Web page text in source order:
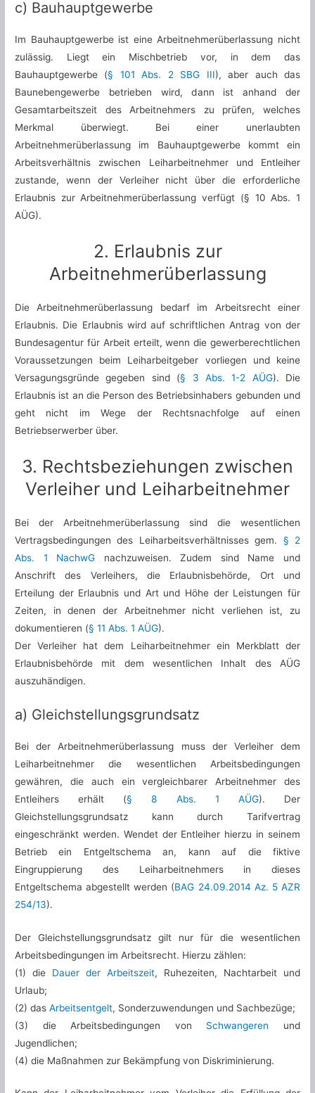
c) Bauhauptgewerbe
Im Bauhauptgewerbe ist eine Arbeitnehmerüberlassung nicht
zulässig. Liegt ein Mischbetrieb vor, in dem das
Bauhauptgewerbe (§ 101 Abs. 2 SBG III), aber auch das
Baunebengewerbe betrieben wird, dann ist anhand der
Gesamtarbeitszeit des Arbeitnehmers zu prüfen, welches
Merkmal überwiegt. Bei einer unerlaubten
Arbeitnehmerüberlassung im Bauhauptgewerbe kommt ein
Arbeitsverhältnis zwischen Leiharbeitnehmer und Entleiher
zustande, wenn der Verleiher nicht über die erforderliche
Erlaubnis zur Arbeitnehmerüberlassung verfügt (§ 10 Abs. 1
AÜG).
2. Erlaubnis zur
Arbeitnehmerüberlassung
Die Arbeitnehmerüberlassung bedarf im Arbeitsrecht einer
Erlaubnis. Die Erlaubnis wird auf schriftlichen Antrag von der
Bundesagentur für Arbeit erteilt, wenn die gewerberechtlichen
Voraussetzungen beim Leiharbeitgeber vorliegen und keine
Versagungsgründe gegeben sind (§ 3 Abs. 1-2 AÜG). Die
Erlaubnis ist an die Person des Betriebsinhabers gebunden und
geht nicht im Wege der Rechtsnachfolge auf einen
Betriebserwerber über.
3. Rechtsbeziehungen zwischen
Verleiher und Leiharbeitnehmer
Bei der Arbeitnehmerüberlassung sind die wesentlichen
Vertragsbedingungen des Leiharbeitsverhältnisses gem. § 2
Abs. 1 NachwG nachzuweisen. Zudem sind Name und
Anschrift des Verleihers, die Erlaubnisbehörde, Ort und
Erteilung der Erlaubnis und Art und Höhe der Leistungen für
Zeiten, in denen der Arbeitnehmer nicht verliehen ist, zu
dokumentieren (§ 11 Abs. 1 AÜG).
Der Verleiher hat dem Leiharbeitnehmer ein Merkblatt der
Erlaubnisbehörde mit dem wesentlichen Inhalt des AÜG
auszuhändigen.
a) Gleichstellungsgrundsatz
Bei der Arbeitnehmerüberlassung muss der Verleiher dem
Leiharbeitnehmer die wesentlichen Arbeitsbedingungen
gewähren, die auch ein vergleichbarer Arbeitnehmer des
Entleihers erhält (§ 8 Abs. 1 AÜG). Der
Gleichstellungsgrundsatz kann durch Tarifvertrag
eingeschränkt werden. Wendet der Entleiher hierzu in seinem
Betrieb ein Entgeltschema an, kann auf die fiktive
Eingruppierung des Leiharbeitnehmers in dieses
Entgeltschema abgestellt werden (BAG 24.09.2014 Az. 5 AZR
254/13).
Der Gleichstellungsgrundsatz gilt nur für die wesentlichen
Arbeitsbedingungen im Arbeitsrecht. Hierzu zählen:
(1) die Dauer der Arbeitszeit, Ruhezeiten, Nachtarbeit und
Urlaub;
(2) dasArbeitsentgelt, Sonderzuwendungen und Sachbezüge;
(3) die Arbeitsbedingungen von Schwangeren und
Jugendlichen;
(4) die Maßnahmen zur Bekämpfung von Diskriminierung.